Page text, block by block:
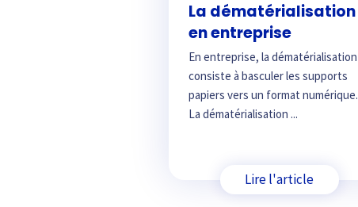
La dématérialisation
en entreprise
En entreprise, la dématérialisation
consiste à basculer les supports
papiers vers un format numérique.
La dématérialisation ...
Lire l'article